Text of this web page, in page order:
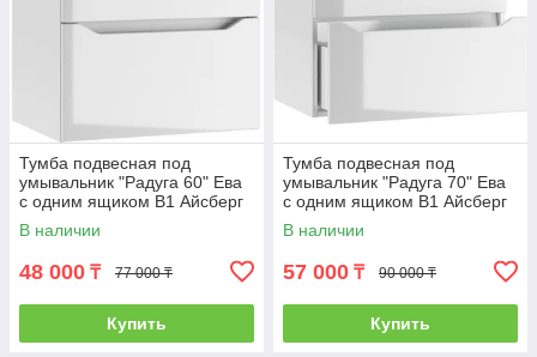
Тумба подвесная под
умывальник "Радуга 60" Ева
с одним ящиком В1 Айсберг
В наличии
48 000 ₸ 77 000 ₸
Купить
Тумба подвесная под
умывальник "Радуга 70" Ева
с одним ящиком В1 Айсберг
В наличии
57 000 ₸ 90 000 ₸
Купить